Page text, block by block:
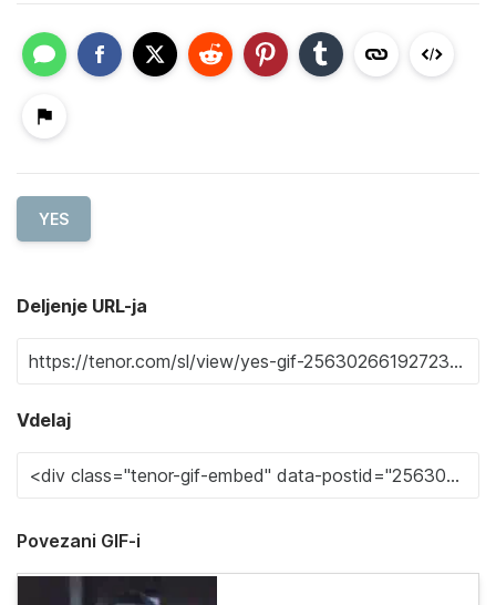
YES
Deljenje URL-ja
Vdelaj
Povezani GIF-i